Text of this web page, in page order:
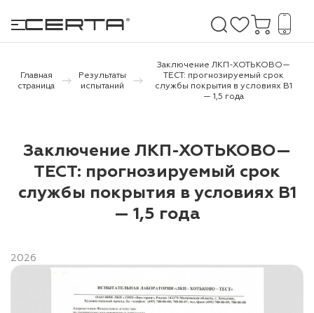
бетону,
по
Главная
страница
Результаты
испытаний
Заключение ЛКП-ХОТЬКОВО—
ТЕСТ: прогнозируемый срок
службы покрытия в условиях В1
— 1,5 года
Заключение ЛКП-ХОТЬКОВО—
ТЕСТ: прогнозируемый срок
службы покрытия в условиях В1
— 1,5 года
2026